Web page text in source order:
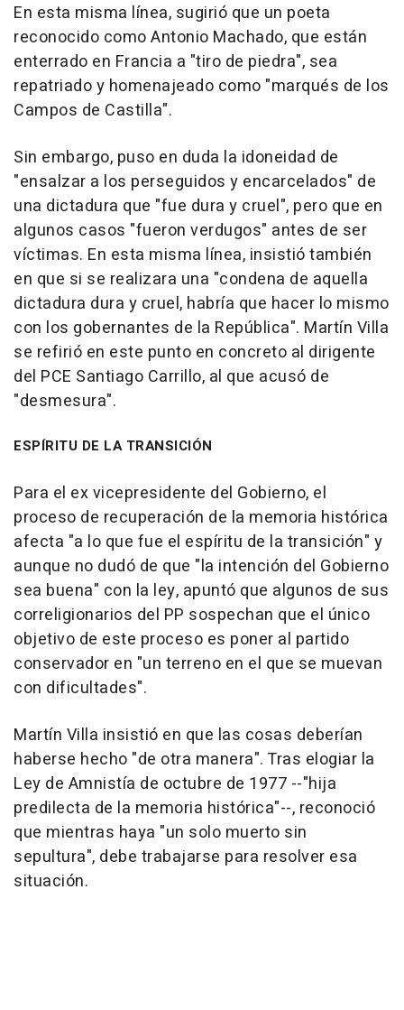
En esta misma línea, sugirió que un poeta
reconocido como Antonio Machado, que están
enterrado en Francia a "tiro de piedra", sea
repatriado y homenajeado como "marqués de los
Campos de Castilla".
Sin embargo, puso en duda la idoneidad de
"ensalzar a los perseguidos y encarcelados" de
una dictadura que "fue dura y cruel", pero que en
algunos casos "fueron verdugos" antes de ser
víctimas. En esta misma línea, insistió también
en que si se realizara una "condena de aquella
dictadura dura y cruel, habría que hacer lo mismo
con los gobernantes de la República". Martín Villa
se refirió en este punto en concreto al dirigente
del PCE Santiago Carrillo, al que acusó de
"desmesura".
ESPÍRITU DE LA TRANSICIÓN
Para el ex vicepresidente del Gobierno, el
proceso de recuperación de la memoria histórica
afecta "a lo que fue el espíritu de la transición" y
aunque no dudó de que "la intención del Gobierno
sea buena" con la ley, apuntó que algunos de sus
correligionarios del PP sospechan que el único
objetivo de este proceso es poner al partido
conservador en "un terreno en el que se muevan
con dificultades".
Martín Villa insistió en que las cosas deberían
haberse hecho "de otra manera". Tras elogiar la
Ley de Amnistía de octubre de 1977 --"hija
predilecta de la memoria histórica"--, reconoció
que mientras haya "un solo muerto sin
sepultura", debe trabajarse para resolver esa
situación.